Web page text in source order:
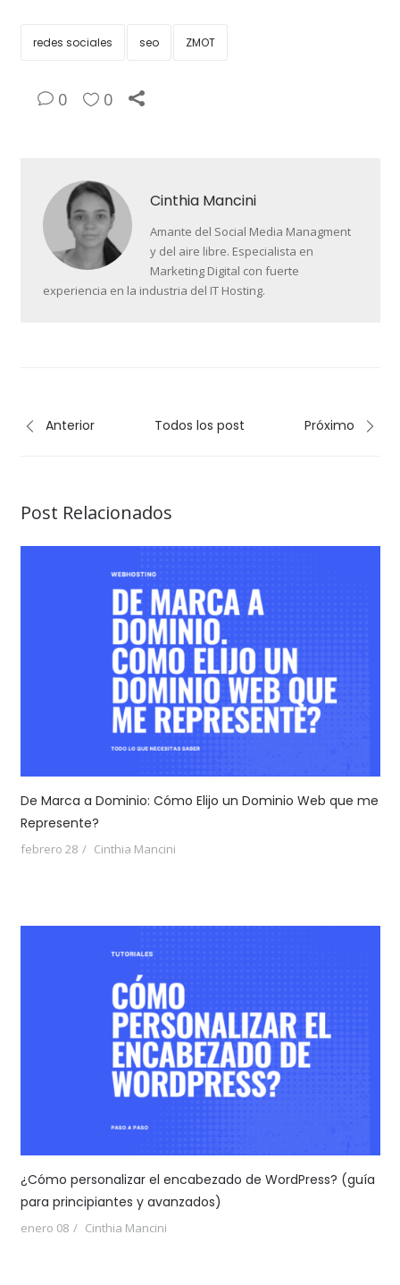
redes sociales seo ZMOT
0 0
Cinthia Mancini
Amante del Social Media Managment
y del aire libre. Especialista en
Marketing Digital con fuerte
experiencia en la industria del IT Hosting.
Anterior Todos los post Próximo
Post Relacionados
De Marca a Dominio: Cómo Elijo un Dominio Web que me
Represente?
febrero 28 Cinthia Mancini
¿Cómo personalizar el encabezado de WordPress? (guía
para principiantes y avanzados)
enero 08 Cinthia Mancini